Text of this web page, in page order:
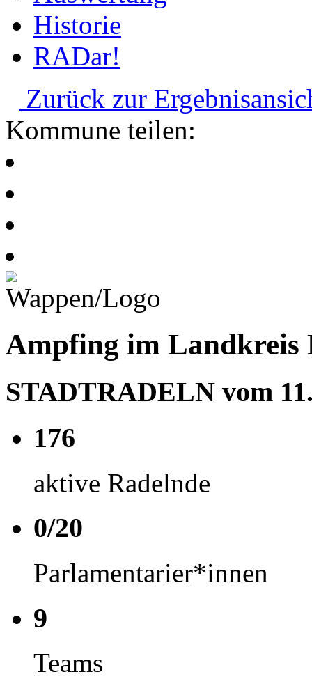
Historie
RADar!
Zurück zur
Kommune teilen:
Ampfing im
STADTRADELN vom
176
aktive Radelnde
0/20
Parlamentarier*innen
9
Teams